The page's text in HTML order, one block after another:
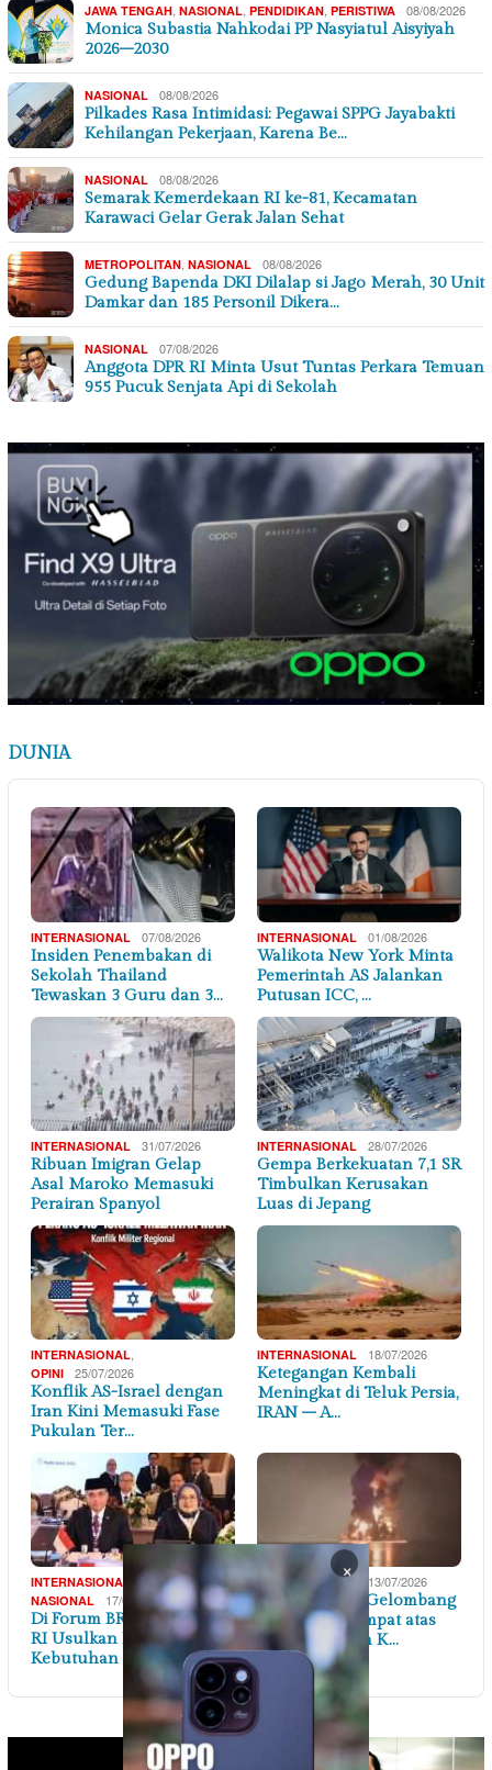
JAWA TENGAH, NASIONAL, PENDIDIKAN, PERISTIWA 08/08/2026
Monica Subastia Nahkodai PP Nasyiatul Aisyiyah
2026–2030
NASIONAL 08/08/2026
Pilkades Rasa Intimidasi: Pegawai SPPG Jayabakti
Kehilangan Pekerjaan, Karena Be…
NASIONAL 08/08/2026
Semarak Kemerdekaan RI ke-81, Kecamatan
Karawaci Gelar Gerak Jalan Sehat
METROPOLITAN, NASIONAL 08/08/2026
Gedung Bapenda DKI Dilalap si Jago Merah, 30 Unit
Damkar dan 185 Personil Dikera…
NASIONAL 07/08/2026
Anggota DPR RI Minta Usut Tuntas Perkara Temuan
955 Pucuk Senjata Api di Sekolah
DUNIA
INTERNASIONAL 07/08/2026
Insiden Penembakan di
Sekolah Thailand
Tewaskan 3 Guru dan 3…
INTERNASIONAL 01/08/2026
Walikota New York Minta
Pemerintah AS Jalankan
Putusan ICC, …
INTERNASIONAL 31/07/2026
Ribuan Imigran Gelap
Asal Maroko Memasuki
Perairan Spanyol
INTERNASIONAL 28/07/2026
Gempa Berkekuatan 7,1 SR
Timbulkan Kerusakan
Luas di Jepang
INTERNASIONAL
OPINI 25/07/2026
Konflik AS-Israel dengan
Iran Kini Memasuki Fase
Pukulan Ter…
INTERNASIONAL 18/07/2026
Ketegangan Kembali
Meningkat di Teluk Persia,
IRAN – A…
INTERNASIONAL
NASIONAL 17/07/2026
Di Forum BRICS, Menaker
RI Usulkan Petakan
Kebutuhan Keteram…
INTERNASIONAL 13/07/2026
AS Lancarkan Gelombang
Serangan Keempat atas
Iran Merespon K…
×